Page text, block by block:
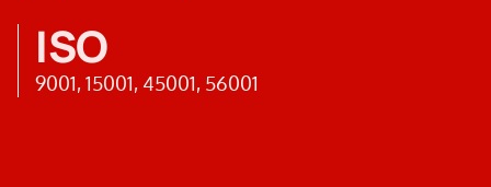
ISO
9001, 15001, 45001, 56001